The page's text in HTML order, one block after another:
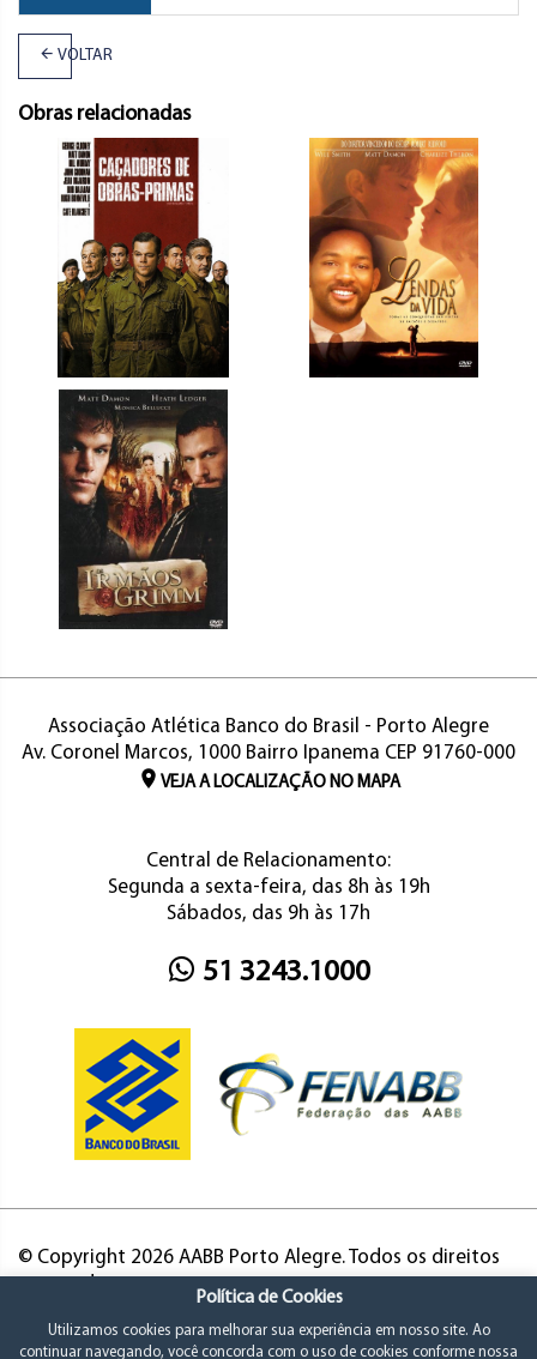
VOLTAR
Obras relacionadas
Associação Atlética Banco do Brasil - Porto Alegre
Av. Coronel Marcos, 1000 Bairro Ipanema CEP 91760-000
VEJA A LOCALIZAÇÃO NO MAPA
Central de Relacionamento:
Segunda a sexta-feira, das 8h às 19h
Sábados, das 9h às 17h
51 3243.1000
© Copyright 2026 AABB Porto Alegre. Todos os direitos
Política de Cookies
Utilizamos cookies para melhorar sua experiência em nosso site. Ao
continuar navegando, você concorda com o uso de cookies conforme nossa